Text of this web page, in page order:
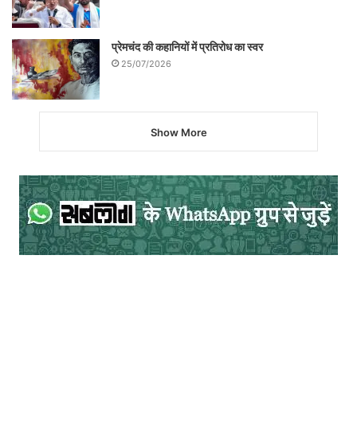
प्रेमचंद की कहानियों में प्रतिरोध का स्वर
25/07/2026
Show More